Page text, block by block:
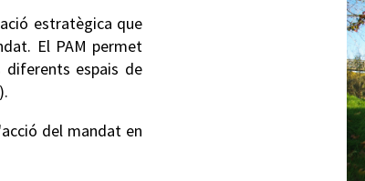
estratègica que
El PAM permet
diferents espais de
del mandat en